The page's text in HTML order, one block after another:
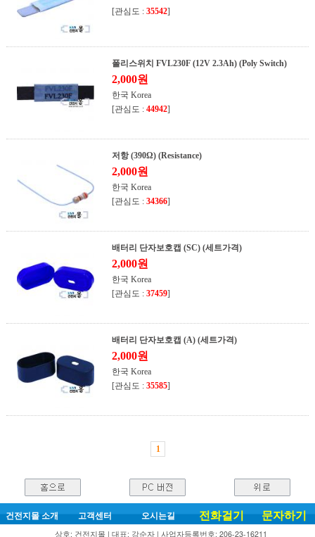
[관심도 : 35542]
폴리스위치 FVL230F (12V 2.3Ah) (Poly Switch)
2,000원
한국 Korea
[관심도 : 44942]
저항 (390Ω) (Resistance)
2,000원
한국 Korea
[관심도 : 34366]
배터리 단자보호캡 (SC) (세트가격)
2,000원
한국 Korea
[관심도 : 37459]
배터리 단자보호캡 (A) (세트가격)
2,000원
한국 Korea
[관심도 : 35585]
1
건전지몰 소개 고객센터 오시는길 전화걸기 문자하기
상호: 건전지몰 | 대표: 강순자 | 사업자등록번호: 206-23-16211